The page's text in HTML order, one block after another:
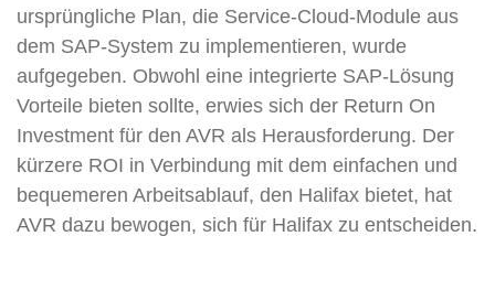
ursprüngliche Plan, die Service-Cloud-Module aus
dem SAP-System zu implementieren, wurde
aufgegeben. Obwohl eine integrierte SAP-Lösung
Vorteile bieten sollte, erwies sich der Return On
Investment für den AVR als Herausforderung. Der
kürzere ROI in Verbindung mit dem einfachen und
bequemeren Arbeitsablauf, den Halifax bietet, hat
AVR dazu bewogen, sich für Halifax zu entscheiden.